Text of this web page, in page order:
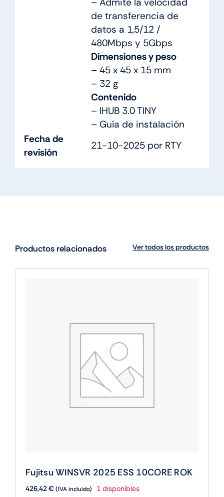
de transferencia de
datos a 1,5/12 /
480Mbps y 5Gbps
Dimensiones y peso
– 45 x 45 x 15 mm
– 32 g
Contenido
– IHUB 3.0 TINY
– Guía de instalación
Fecha de
revisión
21-10-2025 por RTY
Productos relacionados Ver todos los productos
Fujitsu WINSVR 2025 ESS 10CORE ROK
426,42€(IVA incluido) 1 disponibles